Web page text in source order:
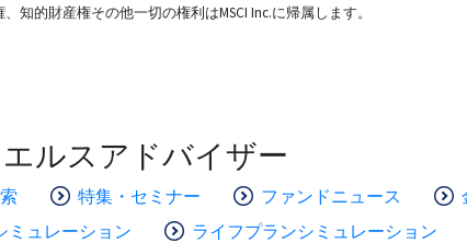
、知的財産権その他一切の権利はMSCI Inc.に帰属します。
ルスアドバイザー
特集・セミナー ファンドニュース
ミュレーション
ライフプランシミュレーション